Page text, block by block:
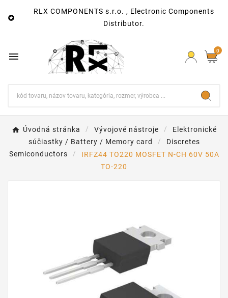

RLX COMPONENTS s.r.o. , Electronic Components
Distributor.
 0
Úvodná stránka Vývojové nástroje
Elektronické
súčiastky / Battery / Memory card
Discretes
Semiconductors
IRFZ44 TO220 MOSFET N-CH 60V 50A
TO-220